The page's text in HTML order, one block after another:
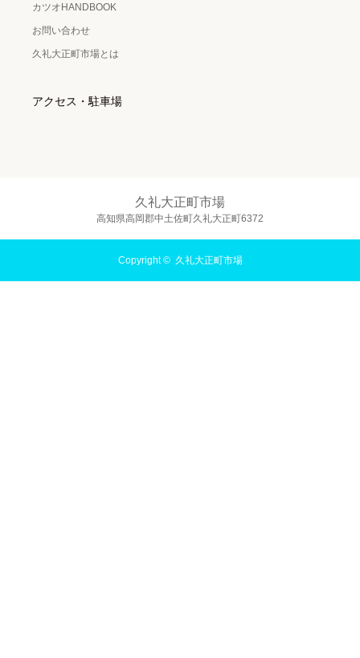
カツオHANDBOOK
お問い合わせ
久礼大正町市場とは
アクセス・駐車場
久礼大正町市場
高知県高岡郡中土佐町久礼大正町6372
Copyright © 久礼大正町市場